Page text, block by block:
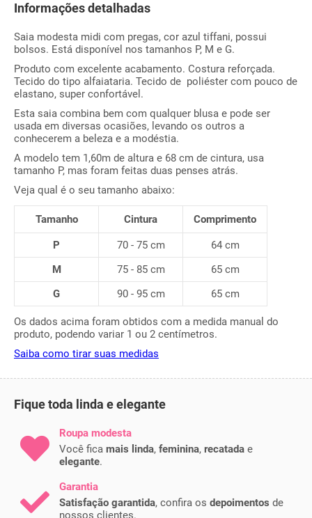
Informações detalhadas
Saia modesta midi com pregas, cor azul tiffani, possui
bolsos. Está disponível nos tamanhos P, M e G.
Produto com excelente acabamento. Costura reforçada.
Tecido do tipo alfaiataria. Tecido de poliéster com pouco de
elastano, super confortável.
Esta saia combina bem com qualquer blusa e pode ser
usada em diversas ocasiões, levando os outros a
conhecerem a beleza e a modéstia.
A modelo tem 1,60m de altura e 68 cm de cintura, usa
tamanho P, mas foram feitas duas penses atrás.
Veja qual é o seu tamanho abaixo:
Tamanho Cintura Comprimento
P 70 - 75 cm
64 cm
M
75 - 85 cm
65 cm
G
90 - 95 cm 65 cm
Os dados acima foram obtidos com a medida manual do
produto, podendo variar 1 ou 2 centímetros.
Saiba como tirar suas medidas
Fique toda linda e elegante
Roupa modesta
Você fica mais linda, feminina, recatada e
elegante.
Garantia
Satisfação garantida, confira os depoimentos de
nossos clientes.